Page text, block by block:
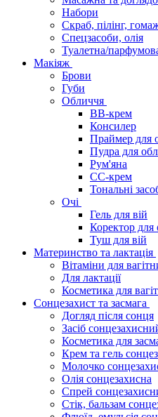
Набори
Скраб, пілінг,
Спецзасоби, олія
Туалетна/
Макіяж
Брови
Губи
Обличчя
BB-крем
Консилер
Праймер для
Пудра для
Рум'яна
СС-крем
Тональні
Очі
Гель для вій
Коректор для
Туш для вій
Материнство та лактація
Вітаміни для
Для лактації
Косметика для
Сонцезахист та засмага
Догляд після сонця
Засіб
Косметика для
Крем та гель
Молочко
Олія сонцезахисна
Спрей
Стік, бальзам